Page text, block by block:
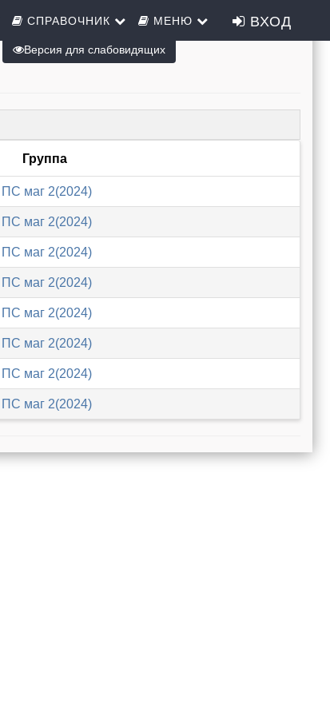
СПРАВОЧНИК МЕНЮ ВХОД
Группа
ПС маг 2(2024)
ПС маг 2(2024)
ПС маг 2(2024)
ПС маг 2(2024)
ПС маг 2(2024)
ПС маг 2(2024)
ПС маг 2(2024)
ПС маг 2(2024)
Версия для слабовидящих